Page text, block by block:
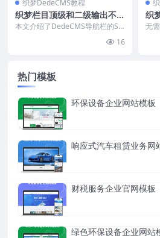
织梦DedeCMS教程
织梦栏目顶级和二级输出不同
url
本文介绍了DedeCMS导航栏的SE
16
织
规
无
热门模板
环保设备企业网站模板
响应式汽车租赁业务网
财税服务企业官网模板
绿色环保设备企业网站